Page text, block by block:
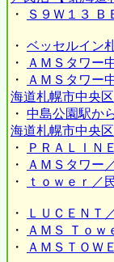
・
Ｓ９Ｗ１３ Ｂ
・ ベッセルイン
・
ＡＭＳタワー
・
ＡＭＳタワー
海道札幌市中央区
・ 中島公園駅か
海道札幌市中央区
・
ＰＲＡＬＩＮ
・
ＡＭＳタワー
・
ｔｏｗｅｒ／
・
ＬＵＣＥＮＴ
・
ＡＭＳ Ｔｏｗ
・
ＡＭＳＴＯＷ